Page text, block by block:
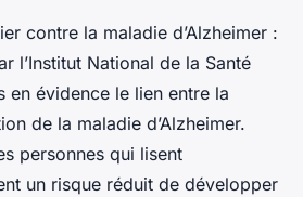
contre la maladie d’Alzheimer :
l’Institut National de la Santé
en évidence le lien entre la
de la maladie d’Alzheimer.
personnes qui lisent
un risque réduit de développer